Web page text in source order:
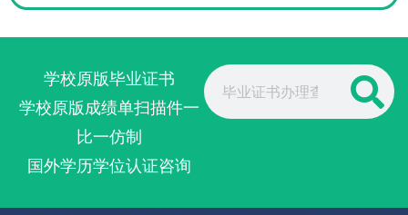
学校原版毕业证书
学校原版成绩单扫描件一
比一仿制
国外学历学位认证咨询
Search